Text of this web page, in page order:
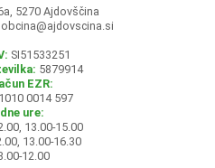
5270 Ajdovščina
obcina@ajdovscina.si
SI51533251
5879914
EZR:
0014 597
ure:
13.00-15.00
13.00-16.30
12.00